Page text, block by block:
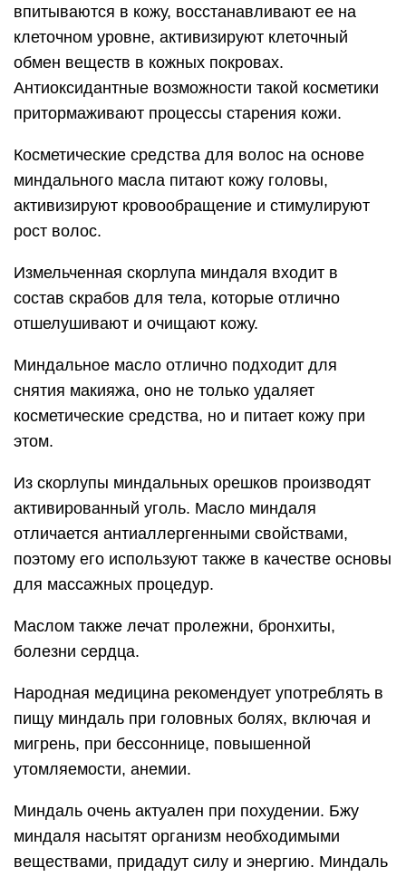
впитываются в кожу, восстанавливают ее на
клеточном уровне, активизируют клеточный
обмен веществ в кожных покровах.
Антиоксидантные возможности такой косметики
притормаживают процессы старения кожи.
Косметические средства для волос на основе
миндального масла питают кожу головы,
активизируют кровообращение и стимулируют
рост волос.
Измельченная скорлупа миндаля входит в
состав скрабов для тела, которые отлично
отшелушивают и очищают кожу.
Миндальное масло отлично подходит для
снятия макияжа, оно не только удаляет
косметические средства, но и питает кожу при
этом.
Из скорлупы миндальных орешков производят
активированный уголь. Масло миндаля
отличается антиаллергенными свойствами,
поэтому его используют также в качестве основы
для массажных процедур.
Маслом также лечат пролежни, бронхиты,
болезни сердца.
Народная медицина рекомендует употреблять в
пищу миндаль при головных болях, включая и
мигрень, при бессоннице, повышенной
утомляемости, анемии.
Миндаль очень актуален при похудении. Бжу
миндаля насытят организм необходимыми
веществами, придадут силу и энергию. Миндаль